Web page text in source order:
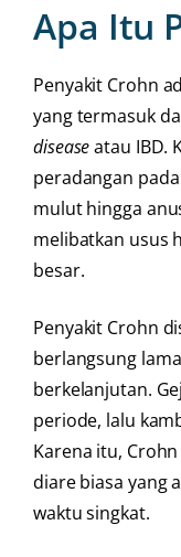
Apa Itu
Penyakit Crohn
yang termasuk
diseaseatau IBD.
peradangan
mulut hingga
melibatkan usus
besar.
Penyakit Crohn
berlangsung
berkelanjutan.
periode, lalu
Karena itu,
diare biasa yang
waktu singkat.